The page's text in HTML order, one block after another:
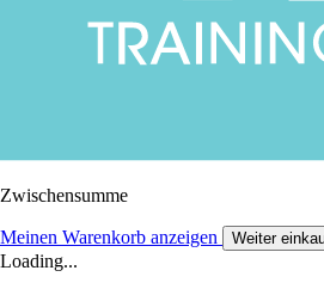
Zwischensumme
Meinen Warenkorb anzeigen Weiter
Loading...